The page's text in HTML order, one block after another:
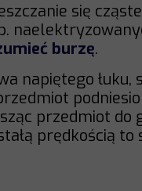
się
burzę.
napiętego łuku,
przedmiot do
prędkością